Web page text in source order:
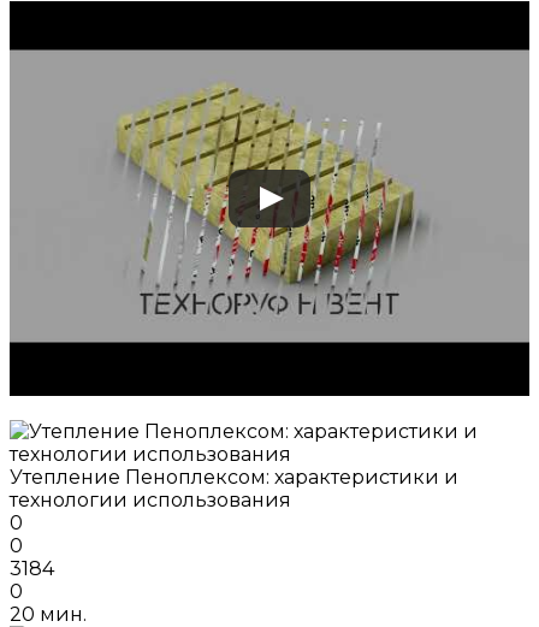
Утепление Пеноплексом: характеристики и
технологии использования
0
0
3184
0
20 мин.